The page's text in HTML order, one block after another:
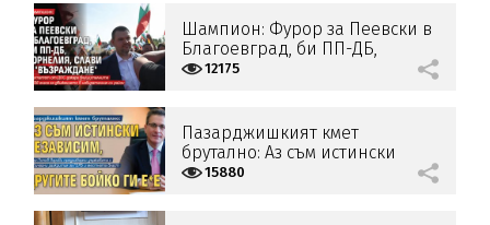
Шампион: Фурор за Пеевски в
Благоевград, би ПП-ДБ,
Корнелия, Слави и
12175
Пазарджишкият кмет
брутално: Аз съм истински
независим, другите Бойко ги
15880